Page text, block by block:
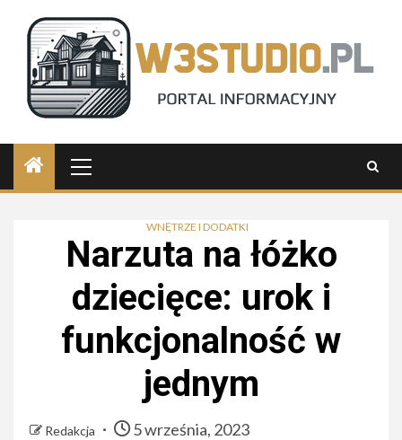
content
Menu
WNĘTRZE I DODATKI
Narzuta na łóżko
dziecięce: urok i
funkcjonalność w
jednym
Redakcja 5 września, 2023